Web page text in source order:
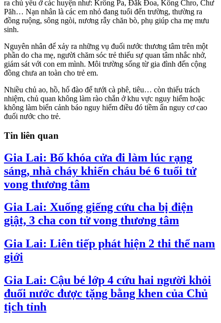
ra chủ yếu ở các huyện như: Krông Pa, Đăk Đoa, Kông Chro, Chư
Păh… Nạn nhân là các em nhỏ đang tuổi đến trường, thường ra
đồng ruộng, sông ngòi, nương rẫy chăn bò, phụ giúp cha mẹ mưu
sinh.
Nguyên nhân để xảy ra những vụ đuối nước thương tâm trên một
phần do cha mẹ, người chăm sóc trẻ thiếu sự quan tâm nhắc nhở,
giám sát với con em mình. Môi trường sống từ gia đình đến cộng
đồng chưa an toàn cho trẻ em.
Nhiều chủ ao, hồ, hố đào để tưới cà phê, tiêu… còn thiếu trách
nhiệm, chủ quan không làm rào chắn ở khu vực nguy hiểm hoặc
không làm biển cảnh báo nguy hiểm điều đó tiềm ẩn nguy cơ cao
đuối nước cho trẻ.
Tin liên quan
Gia Lai: Bố khóa cửa đi làm lúc rạng
sáng, nhà cháy khiến cháu bé 6 tuổi tử
vong thương tâm
Gia Lai: Xuống giếng cứu cha bị điện
giật, 3 cha con tử vong thương tâm
Gia Lai: Liên tiếp phát hiện 2 thi thể nam
giới
Gia Lai: Cậu bé lớp 4 cứu hai người khỏi
đuối nước được tặng bằng khen của Chủ
tịch tỉnh